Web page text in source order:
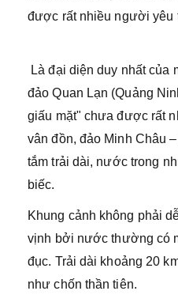
được rất nhiều người yêu
Là đại diện duy nhất của
đảo Quan Lạn (Quảng
giấu mặt" chưa được rất
vân đồn, đảo Minh Châu
tắm trải dài, nước trong
biếc.
Khung cảnh không phải
vịnh bởi nước thường có
đục. Trải dài khoảng 20
như chốn thần tiên.